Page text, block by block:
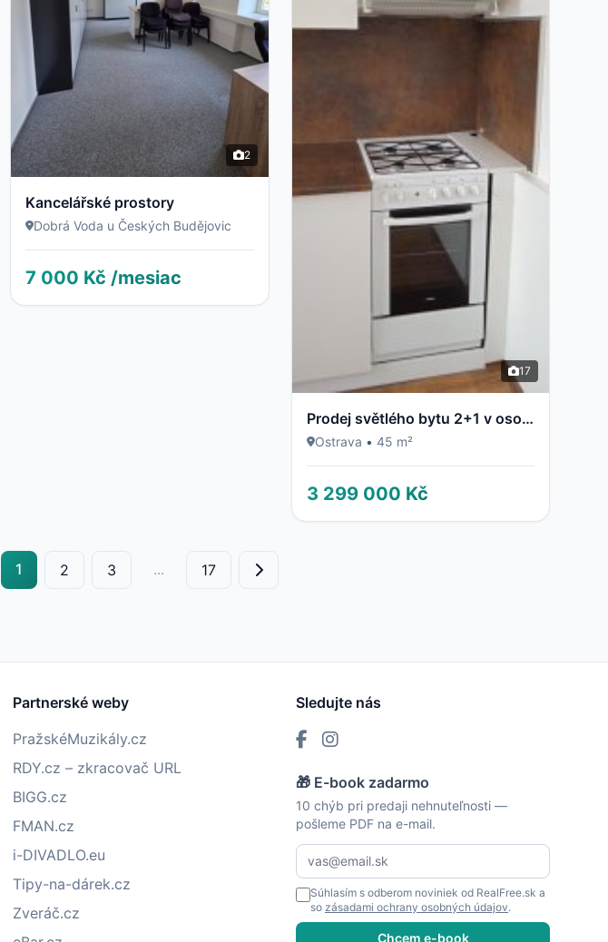
2
Kancelářské prostory
Dobrá Voda u Českých Budějovic
7 000 Kč /mesiac
17
Prodej světlého bytu 2+1 v osobním vlastnictví – Ostrava, Dubina (ul. Jaroslava Misky)
Ostrava • 45 m²
3 299 000 Kč
1 2 3 ... 17
Partnerské weby
PražskéMuzikály.cz
RDY.cz – zkracovač URL
BIGG.cz
FMAN.cz
i-DIVADLO.eu
Tipy-na-dárek.cz
Zveráč.cz
Sledujte nás
🎁 E-book zadarmo
10 chýb pri predaji nehnuteľnosti —
pošleme PDF na e-mail.
Súhlasím s odberom noviniek od RealFree.sk a
so zásadami ochrany osobných údajov.
Chcem e-book